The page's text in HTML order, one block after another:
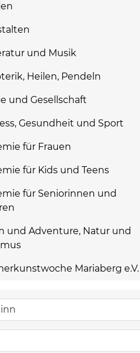
und Musik
Heilen, Pendeln
und Gesellschaft
Gesundheit und Sport
für Frauen
für Kids und Teens
für Seniorinnen und
und Adventure, Natur und
Mariaberg e.V.